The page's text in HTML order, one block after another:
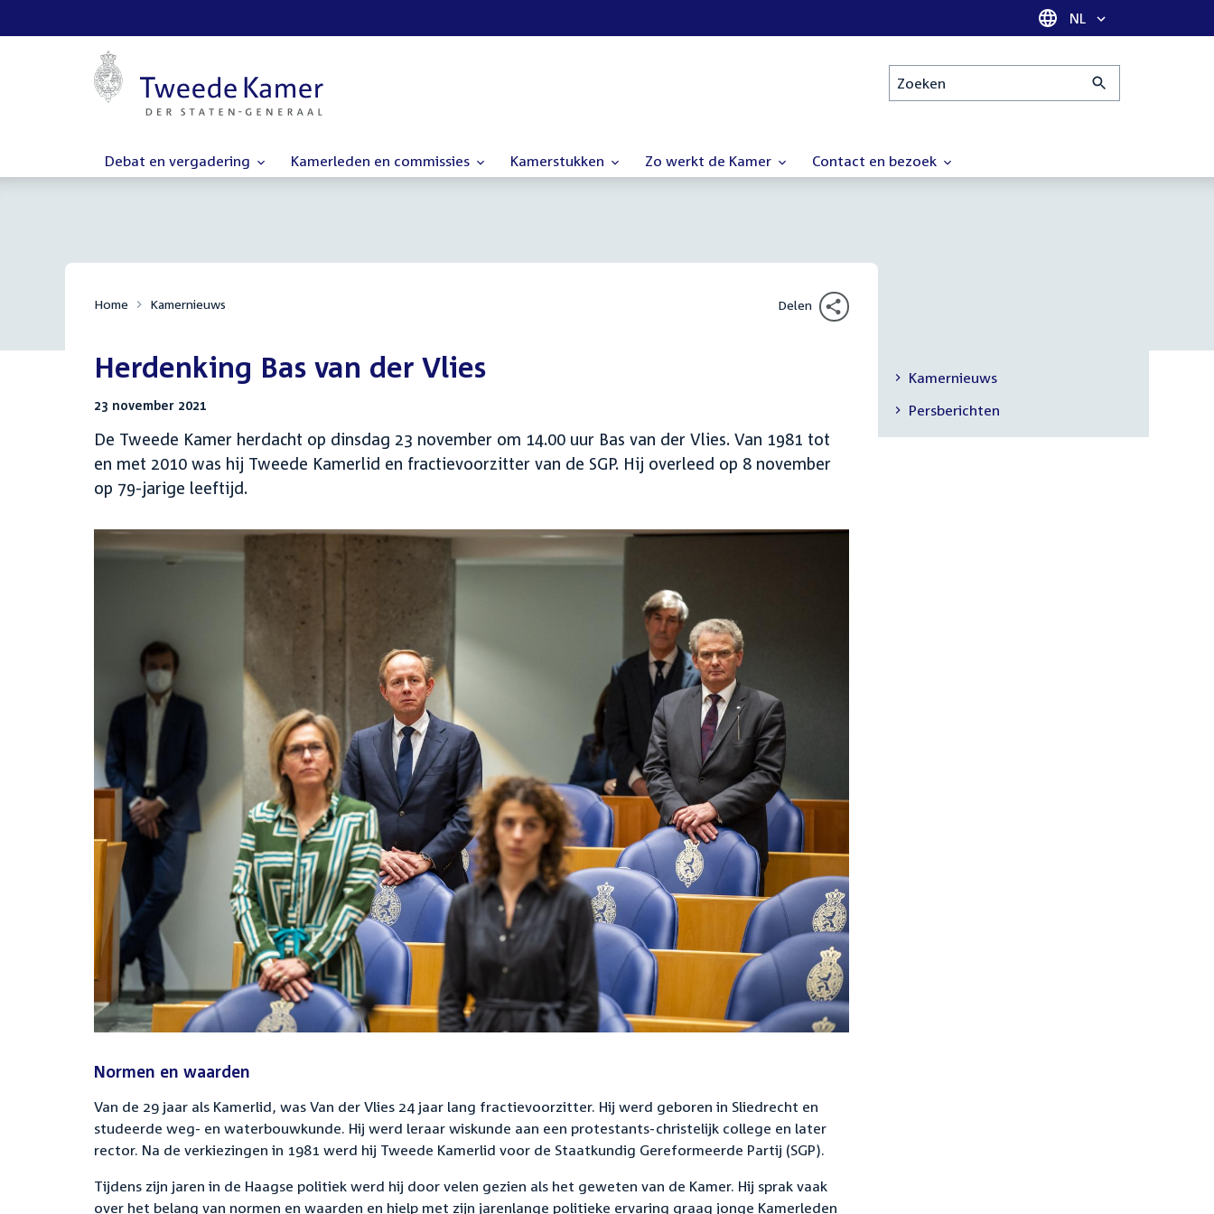
Taal selectie
NL
Zoeken
Debat en vergadering Kamerleden en commissies Kamerstukken Zo werkt de Kamer Contact en bezoek
Home Kamernieuws Delen
Herdenking Bas van der Vlies
23 november 2021
De Tweede Kamer herdacht op dinsdag 23 november om 14.00 uur Bas van der Vlies. Van 1981 tot
en met 2010 was hij Tweede Kamerlid en fractievoorzitter van de SGP. Hij overleed op 8 november
op 79-jarige leeftijd.
Normen en waarden
Van de 29 jaar als Kamerlid, was Van der Vlies 24 jaar lang fractievoorzitter. Hij werd geboren in Sliedrecht en
studeerde weg- en waterbouwkunde. Hij werd leraar wiskunde aan een protestants-christelijk college en later
rector. Na de verkiezingen in 1981 werd hij Tweede Kamerlid voor de Staatkundig Gereformeerde Partij (SGP).
Tijdens zijn jaren in de Haagse politiek werd hij door velen gezien als het geweten van de Kamer. Hij sprak vaak
over het belang van normen en waarden en hielp met zijn jarenlange politieke ervaring graag jonge Kamerleden
Secundaire
navigatie
Kamernieuws
Persberichten